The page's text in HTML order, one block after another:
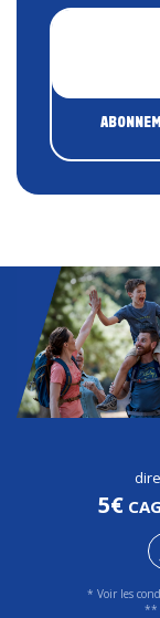
5€
* Voir les
**